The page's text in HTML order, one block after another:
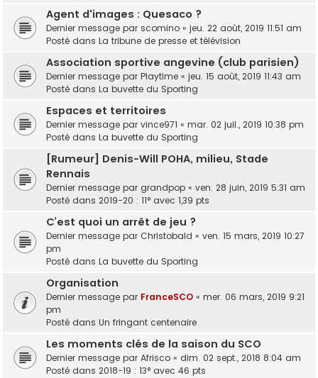
Agent d'images : Quesaco ?
Dernier message par scomino « jeu. 22 août, 2019 11:51 am
Posté dans La tribune de presse et télévision
Association sportive angevine (club parisien)
Dernier message par Playtime « jeu. 15 août, 2019 11:43 am
Posté dans La buvette du Sporting
Espaces et territoires
Dernier message par vince971 « mar. 02 juil., 2019 10:38 pm
Posté dans La buvette du Sporting
[Rumeur] Denis-Will POHA, milieu, Stade
Rennais
Dernier message par grandpop « ven. 28 juin, 2019 5:31 am
Posté dans 2019-20 : 11° avec 1,39 pts
C’est quoi un arrêt de jeu ?
Dernier message par Christobald « ven. 15 mars, 2019 10:27
pm
Posté dans La buvette du Sporting
Organisation
Dernier message par FranceSCO « mer. 06 mars, 2019 9:21
pm
Posté dans Un fringant centenaire
Les moments clés de la saison du SCO
Dernier message par Afrisco « dim. 02 sept., 2018 8:04 am
Posté dans 2018-19 : 13° avec 46 pts